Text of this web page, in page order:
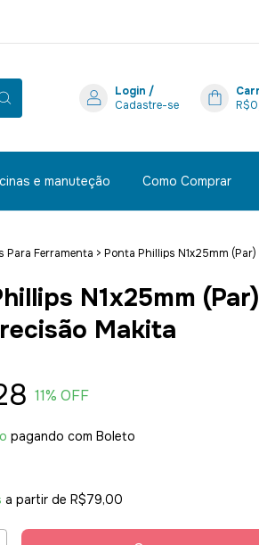
Login /
Cadastre-se
e manuteção Como Comprar
Para Ferramenta > Ponta Phillips N1x25mm (Par)
N1x25mm
Makita
11% OFF
pagando com Boleto
a partir deR$79,00